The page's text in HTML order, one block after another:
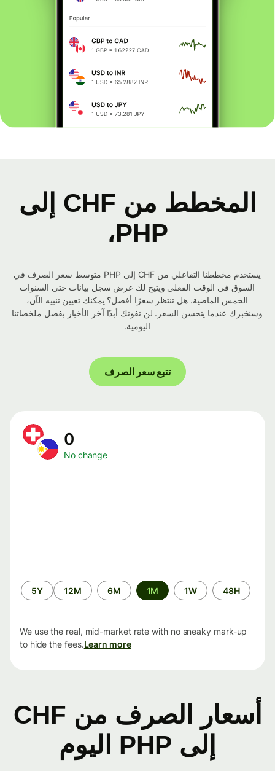
المخطط من CHF إلى
PHP،
يستخدم مخططنا التفاعلي من CHF إلى PHP متوسط ​​سعر الصرف في
السوق في الوقت الفعلي ويتيح لك عرض سجل بيانات حتى السنوات
الخمس الماضية. هل تنتظر سعرًا أفضل؟ يمكنك تعيين تنبيه الآن،
وسنخبرك عندما يتحسن السعر. لن تفوتك أبدًا آخر الأخبار بفضل ملخصاتنا
اليومية.
تتبع سعر الصرف
No change
الفترة
الزمنية
48H
1W
1M
6M
12M
5Y
We use the real, mid-market rate with no sneaky mark-up
to hide the fees.Learn more
أسعار الصرف من CHF
إلى PHP اليوم